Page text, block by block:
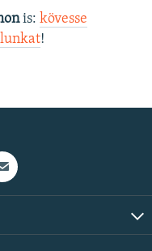
is: kövesse
! ​